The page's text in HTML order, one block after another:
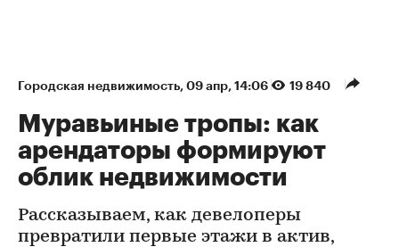
Городская недвижимость 09 апр, 14:06 19 840
Муравьиные тропы: как
арендаторы формируют
облик недвижимости
Рассказываем, как девелоперы
превратили первые этажи в актив,